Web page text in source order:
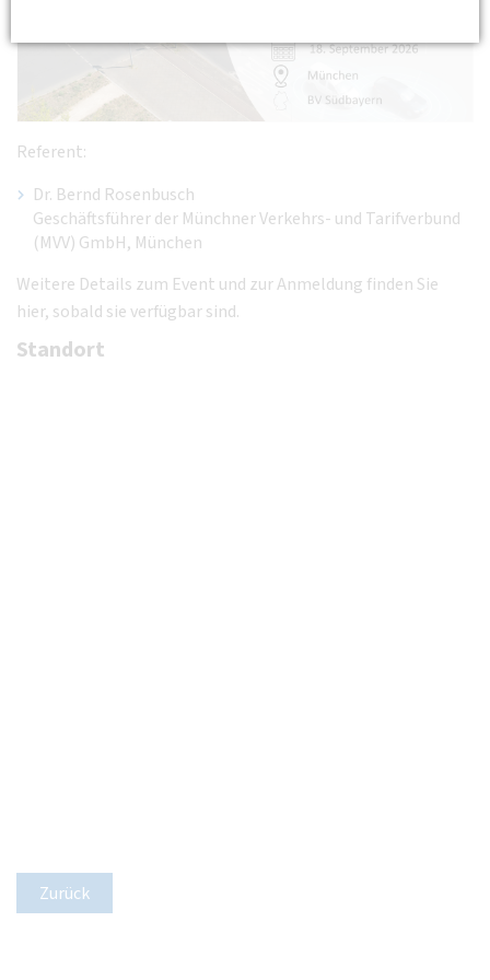
Referent:
Dr. Bernd Rosenbusch
Geschäftsführer der Münchner Verkehrs- und Tarifverbund
(MVV) GmbH, München
Weitere Details zum Event und zur Anmeldung finden Sie
hier, sobald sie verfügbar sind.
Standort
Zurück